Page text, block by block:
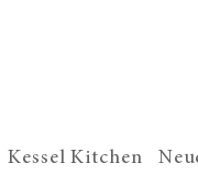
Kessel Kitchen